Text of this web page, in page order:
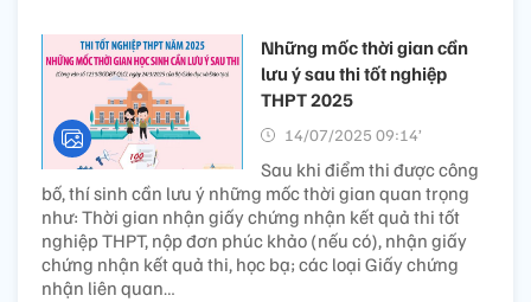
Những mốc thời gian cần
lưu ý sau thi tốt nghiệp
THPT 2025
14/07/2025 09:14’
Sau khi điểm thi được công
bố, thí sinh cần lưu ý những mốc thời gian quan trọng
như: Thời gian nhận giấy chứng nhận kết quả thi tốt
nghiệp THPT, nộp đơn phúc khảo (nếu có), nhận giấy
chứng nhận kết quả thi, học bạ; các loại Giấy chứng
nhận liên quan…